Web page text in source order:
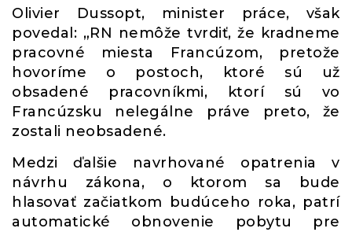
Olivier Dussopt, minister práce, však
povedal: „RN nemôže tvrdiť, že kradneme
pracovné miesta Francúzom, pretože
hovoríme o postoch, ktoré sú už
obsadené pracovníkmi, ktorí sú vo
Francúzsku nelegálne práve preto, že
zostali neobsadené.
Medzi ďalšie navrhované opatrenia v
návrhu zákona, o ktorom sa bude
hlasovať začiatkom budúceho roka, patrí
automatické obnovenie pobytu pre